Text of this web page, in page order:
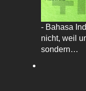
- Bahasa
nicht, weil
sondern…